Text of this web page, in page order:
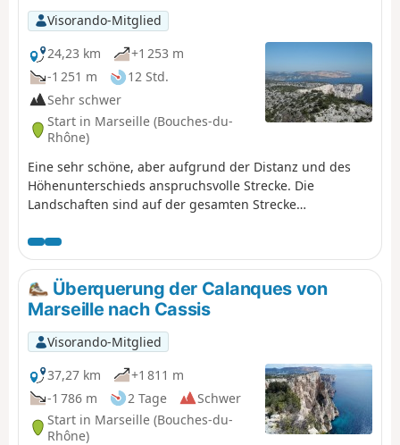
Visorando-Mitglied
24,23 km
+1 253 m
-1 251 m
12 Std.
Sehr schwer
Start in Marseille (Bouches-du-
Rhône)
Eine sehr schöne, aber aufgrund der Distanz und des
Höhenunterschieds anspruchsvolle Strecke. Die
Landschaften sind auf der gesamten Strecke
gestartet und haben 11:30 Stunden gebraucht, inklusive
einer einstündigen Pause. Mit der GPS-App Visorando
habe ich 2768 m Höhenunterschied nach oben und 2718
m nach unten gemessen, also deutlich mehr als in der
Beschreibung angegeben. Sie müssen am Ziel ein
Fahrzeug auf dem Parkplatz der Calanque de Port Miou
abstellen. Sie befinden sich im Nationalpark Calanques,
für den besondere Vorschriften gelten . Bei
Nichtbeachtung dieser Vorschriften riskieren Sie eine
Geldstrafe von bis zu 1500 €.
Überquerung der Calanques von
Marseille nach Cassis
Visorando-Mitglied
37,27 km
+1 811 m
-1 786 m
2 Tage
Schwer
Start in Marseille (Bouches-du-
Rhône)